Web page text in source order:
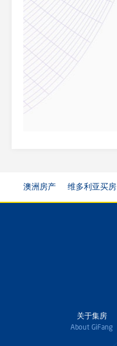
澳洲房产 维多利亚买房
关于集房
About GiFang